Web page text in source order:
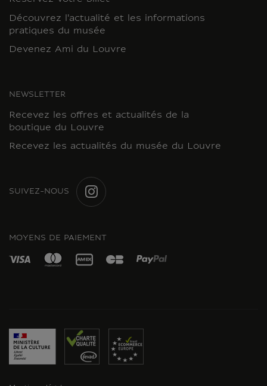
Découvrez l'actualité et les informations
pratiques du musée
Devenez Ami du Louvre
NEWSLETTER
Recevez les offres et actualités de la
boutique du Louvre
Recevez les actualités du musée du Louvre
SUIVEZ-NOUS
MOYENS DE PAIEMENT